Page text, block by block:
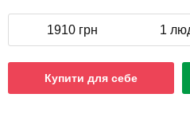
1910 грн 1
Купити для себе